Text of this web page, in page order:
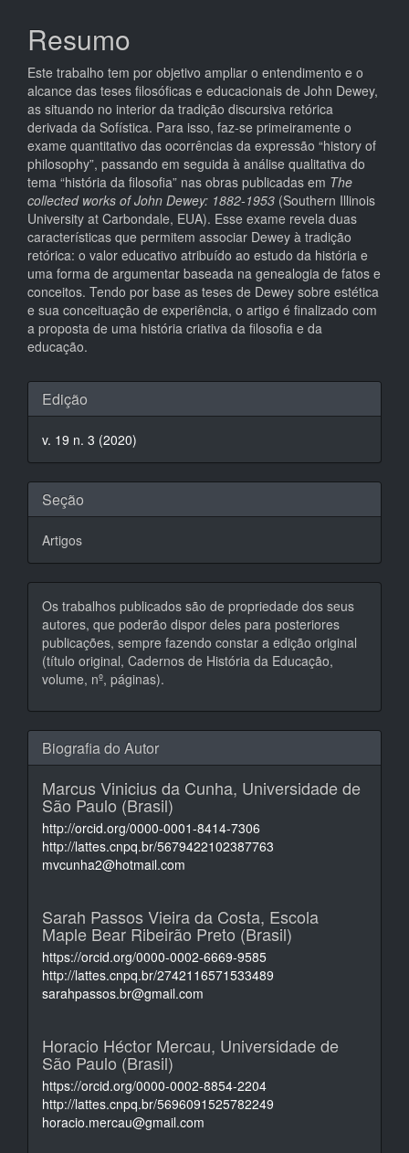
Resumo
Este trabalho tem por objetivo ampliar o entendimento e o
alcance das teses filosóficas e educacionais de John Dewey,
as situando no interior da tradição discursiva retórica
derivada da Sofística. Para isso, faz-se primeiramente o
exame quantitativo das ocorrências da expressão “history of
philosophy”, passando em seguida à análise qualitativa do
tema “história da filosofia” nas obras publicadas em The
collected works of John Dewey: 1882-1953 (Southern Illinois
University at Carbondale, EUA). Esse exame revela duas
características que permitem associar Dewey à tradição
retórica: o valor educativo atribuído ao estudo da história e
uma forma de argumentar baseada na genealogia de fatos e
conceitos. Tendo por base as teses de Dewey sobre estética
e sua conceituação de experiência, o artigo é finalizado com
a proposta de uma história criativa da filosofia e da
educação.
Detalhes
do
artigo
Edição
v. 19 n. 3 (2020)
Seção
Artigos
Os trabalhos publicados são de propriedade dos seus
autores, que poderão dispor deles para posteriores
publicações, sempre fazendo constar a edição original
(título original, Cadernos de História da Educação,
volume, nº, páginas).
Biografia do Autor
Marcus Vinicius da Cunha, Universidade de
São Paulo (Brasil)
http://orcid.org/0000-0001-8414-7306
http://lattes.cnpq.br/5679422102387763
mvcunha2@hotmail.com
Sarah Passos Vieira da Costa, Escola
Maple Bear Ribeirão Preto (Brasil)
https://orcid.org/0000-0002-6669-9585
http://lattes.cnpq.br/2742116571533489
sarahpassos.br@gmail.com
Horacio Héctor Mercau, Universidade de
São Paulo (Brasil)
https://orcid.org/0000-0002-8854-2204
http://lattes.cnpq.br/5696091525782249
horacio.mercau@gmail.com